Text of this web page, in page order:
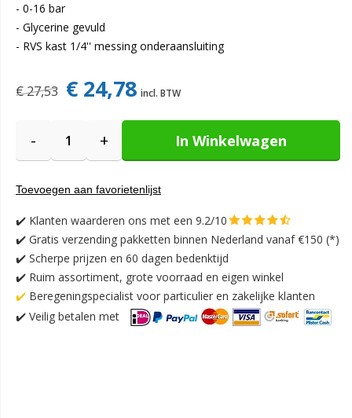
- 0-16 bar
- Glycerine gevuld
- RVS kast 1/4'' messing onderaansluiting
€ 24,78
€ 27,53
- + In Winkelwagen
Toevoegen aan favorietenlijst
✔️ Klanten waarderen ons met een 9.2/10
✔️ Gratis verzending pakketten binnen Nederland vanaf €150 (*)
✔️ Scherpe prijzen en 60 dagen bedenktijd
✔️ Ruim assortiment, grote voorraad en eigen winkel
✔️ Beregeningspecialist voor particulier en zakelijke klanten
✔️ Veilig betalen met